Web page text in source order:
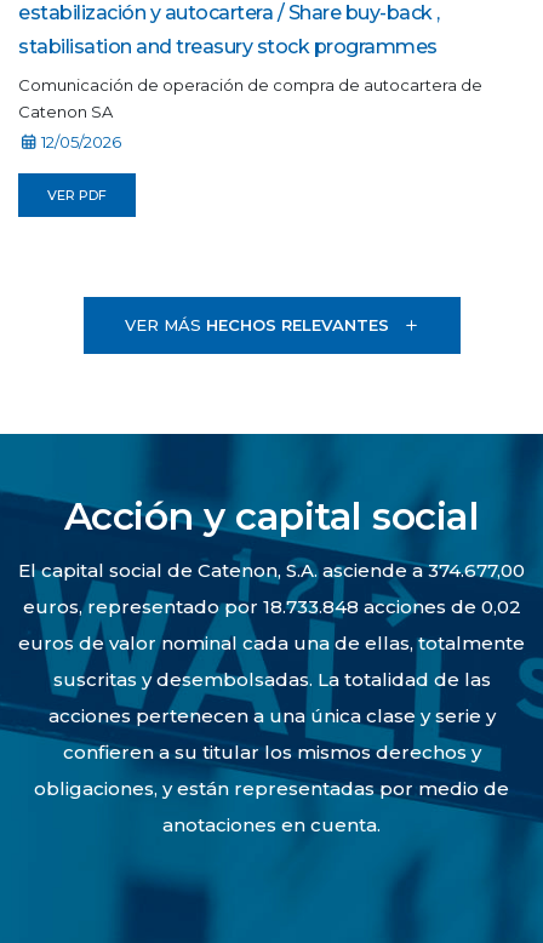
estabilización y autocartera / Share buy-back ,
stabilisation and treasury stock programmes
Comunicación de operación de compra de autocartera de
Catenon SA
12/05/2026
VER PDF
VER MÁS HECHOS RELEVANTES
Acción y capital social
El capital social de Catenon, S.A. asciende a 374.677,00
euros, representado por 18.733.848 acciones de 0,02
euros de valor nominal cada una de ellas, totalmente
suscritas y desembolsadas. La totalidad de las
acciones pertenecen a una única clase y serie y
confieren a su titular los mismos derechos y
obligaciones, y están representadas por medio de
anotaciones en cuenta.